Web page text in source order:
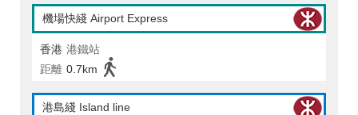
機場快綫 Airport Express
香港 港鐵站
距離 0.7km
港島綫 Island line